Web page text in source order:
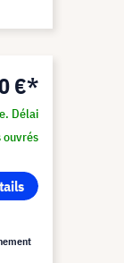
€*
Délai
ouvrés